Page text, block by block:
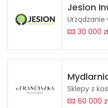
Jesion
Urządzanie
30 000 zł
Sklepy z
60 000